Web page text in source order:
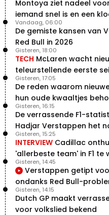
Verstappen
0
Video: Red Bull
vleugels in
2
Piastri faalt
stuur bij Jeremy
Red Bull lijkt
boven te
2
Montoya ziet nadeel
iemand snel is en een
De gemiste kansen van
Red Bull in 2026
Vandaag, 06:00
TECH McLaren wacht
teleurstellende eerste
Gisteren, 18:00
De reden waarom
hun oude kwaaltjes
Gisteren, 17:05
De verrassende F1-
Hadjar Verstappen het
Gisteren, 16:15
INTERVIEW Cadillac
'allerbeste team' in F1 te
Gisteren, 15:25
Verstappen getipt
ondanks Red Bull-
Gisteren, 14:45
Dutch GP maakt
voor volkslied bekend
Gisteren, 14:15